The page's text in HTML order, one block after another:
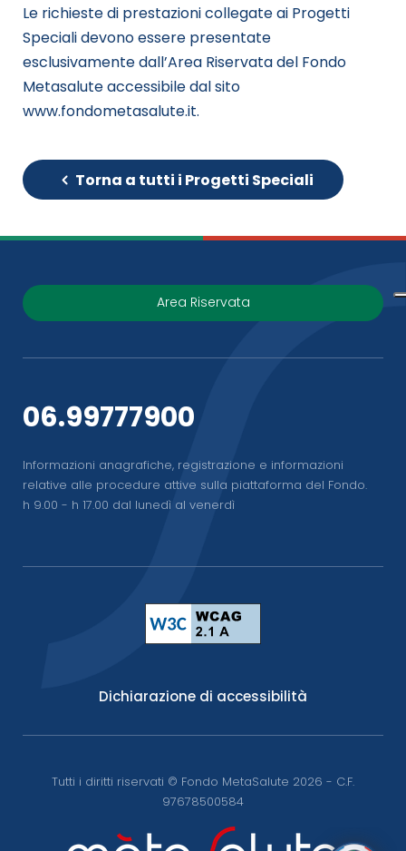
Le richieste di prestazioni collegate ai Progetti
Speciali devono essere presentate
esclusivamente dall’Area Riservata del Fondo
Metasalute accessibile dal sito
www.fondometasalute.it.
Torna a tutti i Progetti Speciali
Area Riservata
06.99777900
Informazioni anagrafiche, registrazione e informazioni
relative alle procedure attive sulla piattaforma del Fondo.
h 9.00 - h 17.00 dal lunedì al venerdì
Dichiarazione di accessibilità
Tutti i diritti riservati © Fondo MetaSalute 2026 - C.F.
97678500584